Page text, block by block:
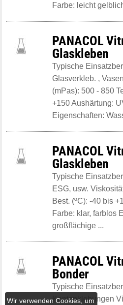
Farbe: leicht
PANACOL
Glaskleben
Typische
Glasverkleb. ,
(mPas): 500 - 850
+150 Aushärtung:
Eigenschaften:
PANACOL
Glaskleben
Typische
ESG, usw.
Best. (ºC): -40 bis
Farbe: klar, farblos
großflächige ...
PANACOL
Bonder
Typische
Kantenklebungen
Wir verwenden Cookies, um